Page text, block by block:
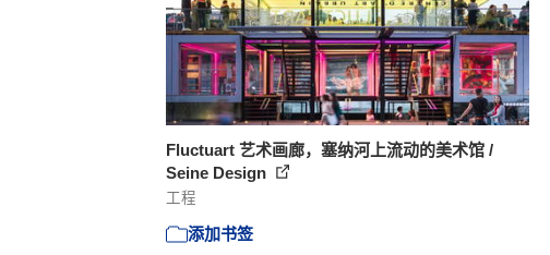
Fluctuart 艺术画廊，塞纳河上流动的美术馆 /
Seine Design
工程
添加书签